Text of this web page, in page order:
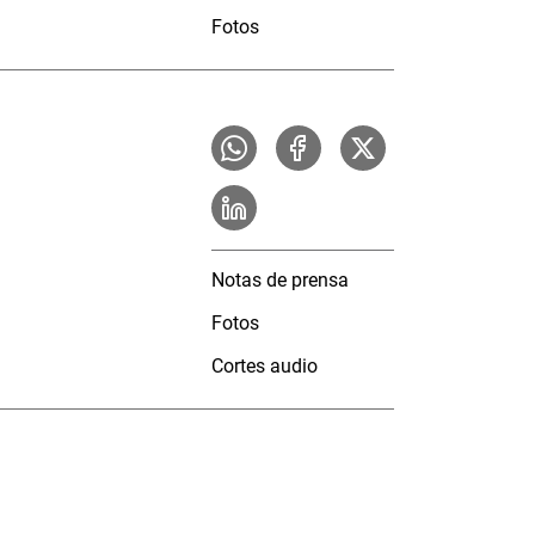
Fotos
Notas de prensa
Fotos
Cortes audio